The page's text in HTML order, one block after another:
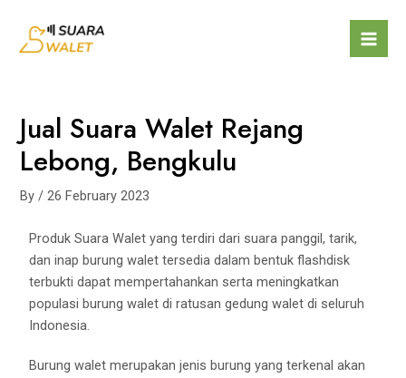
Jual Suara Walet Rejang
Lebong, Bengkulu
By/26 February 2023
Produk Suara Walet yang terdiri dari suara panggil, tarik,
dan inap burung walet tersedia dalam bentuk flashdisk
terbukti dapat mempertahankan serta meningkatkan
populasi burung walet di ratusan gedung walet di seluruh
Indonesia.
Burung walet merupakan jenis burung yang terkenal akan